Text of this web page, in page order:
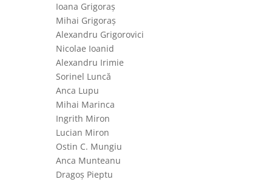
Ioana Grigoraș
Mihai Grigoraș
Alexandru Grigorovici
Nicolae Ioanid
Alexandru Irimie
Sorinel Luncă
Anca Lupu
Mihai Marinca
Ingrith Miron
Lucian Miron
Ostin C. Mungiu
Anca Munteanu
Dragoș Pieptu